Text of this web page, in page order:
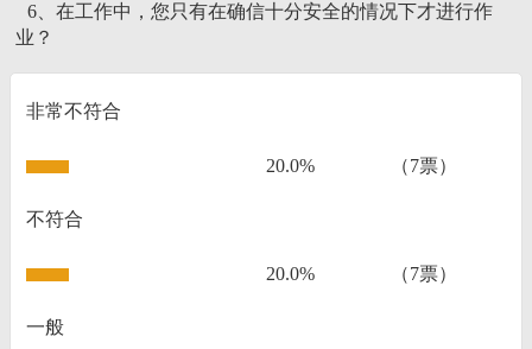
6、在工作中，您只有在确信十分安全的情况下才进行作
业？
非常不符合
20.0% （7票）
不符合
20.0% （7票）
一般